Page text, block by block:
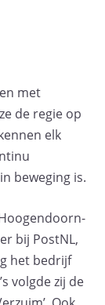
met
de regie op
elk
beweging is.
bij PostNL,
het bedrijf
volgde zij de